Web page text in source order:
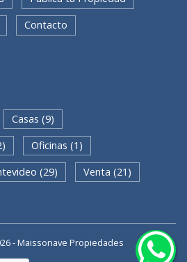
Contacto
Casas (9)
Oficinas (1)
(29)
Venta (21)
- Maissonave Propiedades